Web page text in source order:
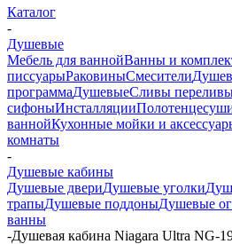
Каталог
-
Душевые
Мебель для ваннойВанны и
писсуарыРаковиныСмесители
программаДушевыеСливы
сифоныИнсталляции
ваннойКухонные мойки и
комнаты
-
Душевые кабины
Душевые двериДушевые уголки
трапыДушевые поддоныДушевые
ванны
-Душевая кабина Niagara Ultra NG-